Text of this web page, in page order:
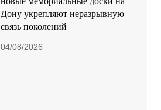
Дону укрепляют неразрывную
связь поколений
04/08/2026